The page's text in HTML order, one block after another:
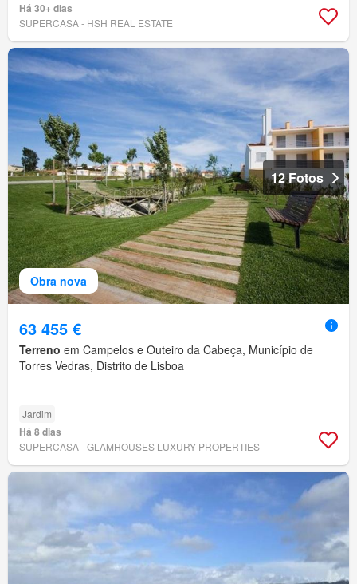
Há 30+ dias
SUPERCASA - HSH REAL ESTATE
Obra nova
12 Fotos
63 455 €
Terreno em Campelos e Outeiro da Cabeça, Município de
Torres Vedras, Distrito de Lisboa
Jardim
Há 8 dias
SUPERCASA - GLAMHOUSES LUXURY PROPERTIES